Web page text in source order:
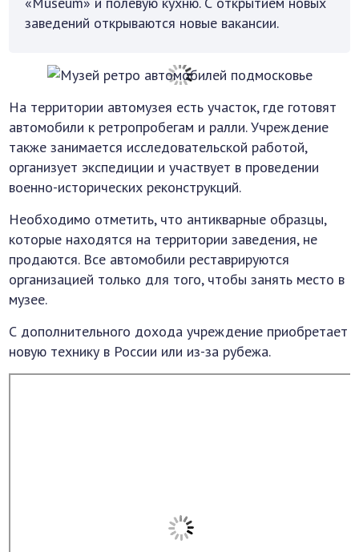
заведений открываются новые вакансии.
На территории автомузея есть участок, где готовят
автомобили к ретропробегам и ралли. Учреждение
также занимается исследовательской работой,
организует экспедиции и участвует в проведении
военно-исторических реконструкций.
Необходимо отметить, что антикварные образцы,
которые находятся на территории заведения, не
продаются. Все автомобили реставрируются
организацией только для того, чтобы занять место в
музее.
С дополнительного дохода учреждение приобретает
новую технику в России или из-за рубежа.